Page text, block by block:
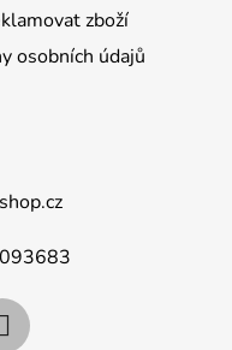
zboží
osobních údajů